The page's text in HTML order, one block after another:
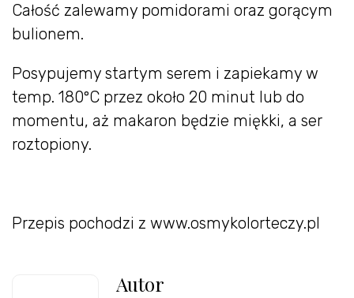
Całość zalewamy pomidorami oraz gorącym
bulionem.
Posypujemy startym serem i zapiekamy w
temp. 180ºC przez około 20 minut lub do
momentu, aż makaron będzie miękki, a ser
roztopiony.
Przepis pochodzi z www.osmykolorteczy.pl
Autor